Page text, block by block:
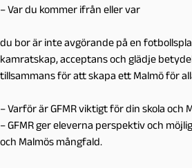
– Var du kommer ifrån eller var
du bor är inte avgörande på en
kamratskap, acceptans och glädje
tillsammans för att skapa ett Malmö för
– Varför är GFMR viktigt för din skola och
– GFMR ger eleverna perspektiv och
och Malmös mångfald.